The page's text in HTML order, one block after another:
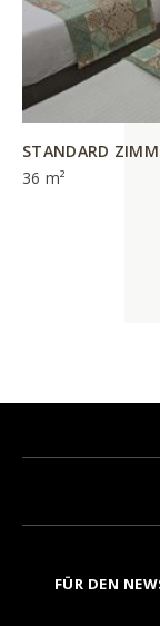
STANDARD
36 m²
FÜR DEN